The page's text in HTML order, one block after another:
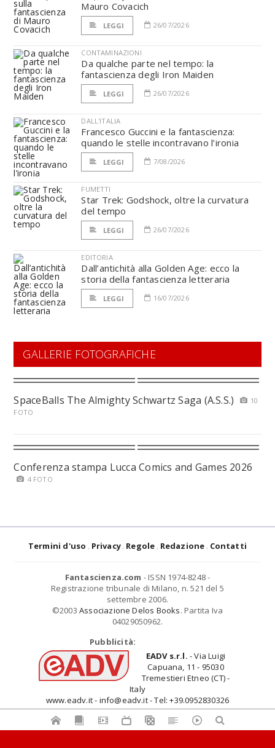
Mauro Covacich
LEGGI 26/07/2026
CONTAMINAZIONI
Da qualche parte nel tempo: la
fantascienza degli Iron Maiden
LEGGI 26/07/2026
DALL'ITALIA
Francesco Guccini e la fantascienza:
quando le stelle incontravano l’ironia
LEGGI 7/08/2026
FUMETTI
Star Trek: Godshock, oltre la curvatura
del tempo
LEGGI 26/07/2026
EDITORIA
Dall’antichità alla Golden Age: ecco la
storia della fantascienza letteraria
LEGGI 16/07/2026
GALLERIE FOTOGRAFICHE
SpaceBalls The Almighty Schwartz Saga (A.S.S.)
10
FOTO
Conferenza stampa Lucca Comics and Games 2026
4 FOTO
Termini d'uso Privacy Regole Redazione Contatti
Fantascienza.com - ISSN 1974-8248 -
Registrazione tribunale di Milano, n. 521 del 5
settembre 2006.
©2003 Associazione Delos Books. Partita Iva
04029050962.
Pubblicità:
EADV s.r.l. - Via Luigi
Capuana, 11 - 95030
Tremestieri Etneo (CT) -
Italy
www.eadv.it - info@eadv.it - Tel: +39.0952830326